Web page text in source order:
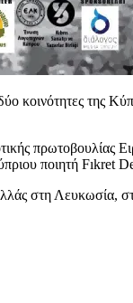
κοινότητες της
ποιητή Fıkret
στη Λευκωσία,